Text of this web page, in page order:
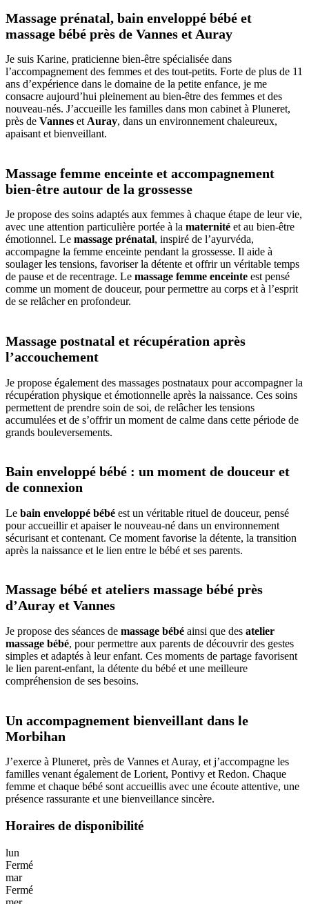
Massage prénatal, bain enveloppé bébé et
massage bébé près de Vannes et Auray
Je suis Karine, praticienne bien-être spécialisée dans
l’accompagnement des femmes et des tout-petits. Forte de plus de 11
ans d’expérience dans le domaine de la petite enfance, je me
consacre aujourd’hui pleinement au bien-être des femmes et des
nouveau-nés. J’accueille les familles dans mon cabinet à Pluneret,
près de Vannes et Auray, dans un environnement chaleureux,
apaisant et bienveillant.
Massage femme enceinte et accompagnement
bien-être autour de la grossesse
Je propose des soins adaptés aux femmes à chaque étape de leur vie,
avec une attention particulière portée à la maternité et au bien-être
émotionnel. Le massage prénatal, inspiré de l’ayurvéda,
accompagne la femme enceinte pendant la grossesse. Il aide à
soulager les tensions, favoriser la détente et offrir un véritable temps
de pause et de recentrage. Le massage femme enceinte est pensé
comme un moment de douceur, pour permettre au corps et à l’esprit
de se relâcher en profondeur.
Massage postnatal et récupération après
l’accouchement
Je propose également des massages postnataux pour accompagner la
récupération physique et émotionnelle après la naissance. Ces soins
permettent de prendre soin de soi, de relâcher les tensions
accumulées et de s’offrir un moment de calme dans cette période de
grands bouleversements.
Bain enveloppé bébé : un moment de douceur et
de connexion
Le bain enveloppé bébé est un véritable rituel de douceur, pensé
pour accueillir et apaiser le nouveau-né dans un environnement
sécurisant et contenant. Ce moment favorise la détente, la transition
après la naissance et le lien entre le bébé et ses parents.
Massage bébé et ateliers massage bébé près
d’Auray et Vannes
Je propose des séances de massage bébé ainsi que des atelier
massage bébé, pour permettre aux parents de découvrir des gestes
simples et adaptés à leur enfant. Ces moments de partage favorisent
le lien parent-enfant, la détente du bébé et une meilleure
compréhension de ses besoins.
Un accompagnement bienveillant dans le
Morbihan
J’exerce à Pluneret, près de Vannes et Auray, et j’accompagne les
familles venant également de Lorient, Pontivy et Redon. Chaque
femme et chaque bébé sont accueillis avec une écoute attentive, une
présence rassurante et une bienveillance sincère.
Horaires de disponibilité
lun
Fermé
mar
Fermé